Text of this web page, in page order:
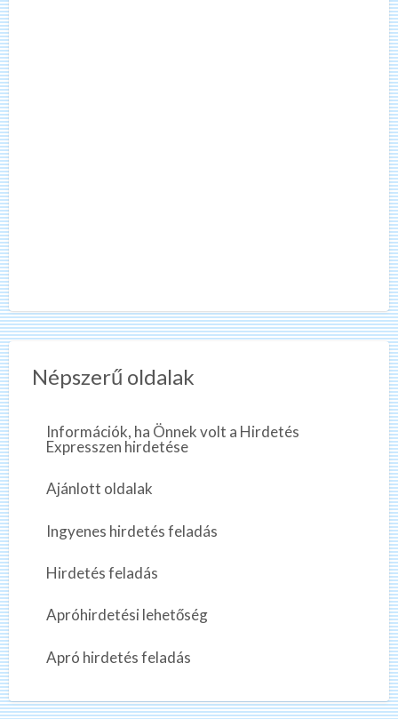
Népszerű oldalak
Információk, ha Önnek volt a Hirdetés
Expresszen hirdetése
Ajánlott oldalak
Ingyenes hirdetés feladás
Hirdetés feladás
Apróhirdetési lehetőség
Apró hirdetés feladás